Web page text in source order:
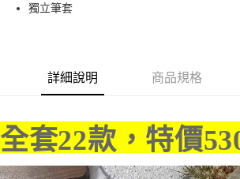
國泰世華商業銀行
元大商業銀行
永豐商業銀
台灣樂天信用卡公司
相關說明
【關於「AFTEE先享後付」】
便利好安心！
ATM付款
獨立筆套
詳細說明 商品規格
全套22款，特價